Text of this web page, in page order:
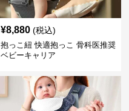
¥8,880 (税込)
抱っこ紐 快適抱っこ 骨科医推奨
ベビーキャリア